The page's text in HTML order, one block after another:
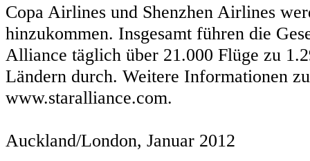
Copa Airlines und Shenzhen Airlines
hinzukommen. Insgesamt führen die
Alliance täglich über 21.000 Flüge zu
Ländern durch. Weitere Informationen
www.staralliance.com.
Auckland/London, Januar 2012